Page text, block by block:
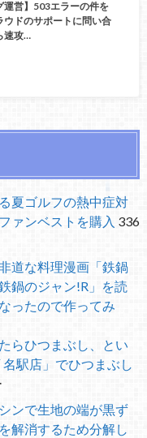
運営】503エラーの件を
ウドのサポートに問い合
速攻…
夏ゴルフの熱中症対
ァンベストを購入 336
道な料理漫画「鉄鍋
鍋のジャン!R」を読
ったので作ってみ
らひつまぶし、とい
駅店」でひつまぶし
ンで生地の端が黒ず
解消するため分解し